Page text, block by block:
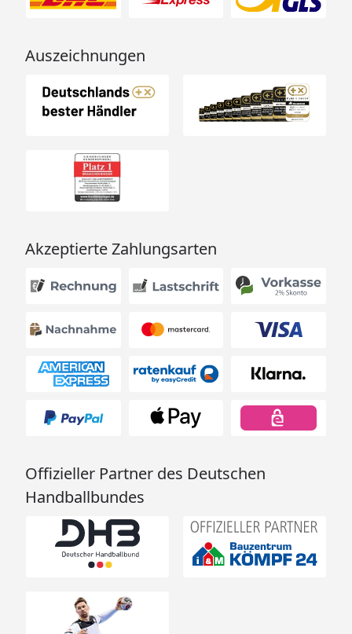
Auszeichnungen
Akzeptierte Zahlungsarten
Offizieller Partner des Deutschen
Handballbundes